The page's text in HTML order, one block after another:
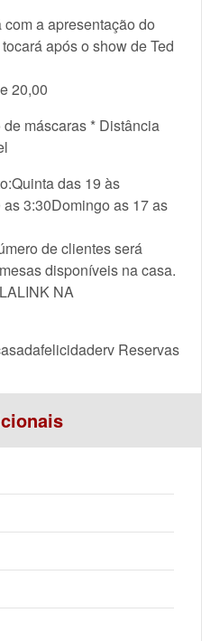
a apresentação do
após o show de Ted
20,00
máscaras * Distância
das 19 às
3:30Domingo as 17 as
de clientes será
disponíveis na casa.
NA
Reservas